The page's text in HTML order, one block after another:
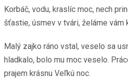
Korbáč, vodu, kraslíc moc, nech
šťastie, úsmev v tvári, želáme vám
Malý zajko ráno vstal, veselo sa
hladkalo, bolo mu moc veselo.
prajem krásnu Veľkú noc.